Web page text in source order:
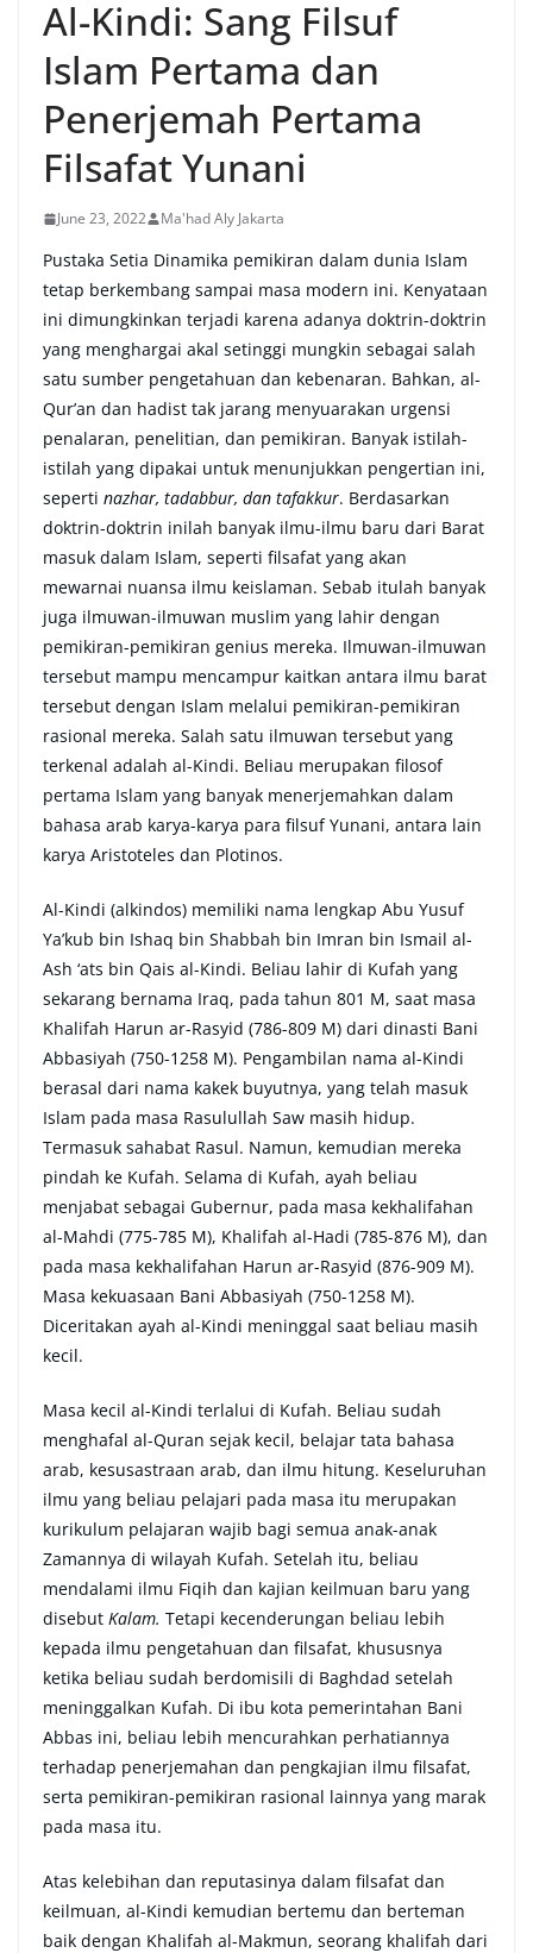
Al-Kindi: Sang Filsuf
Islam Pertama dan
Penerjemah Pertama
Filsafat Yunani
June 23, 2022 Ma'had Aly Jakarta
Pustaka Setia Dinamika pemikiran dalam dunia Islam
tetap berkembang sampai masa modern ini. Kenyataan
ini dimungkinkan terjadi karena adanya doktrin-doktrin
yang menghargai akal setinggi mungkin sebagai salah
satu sumber pengetahuan dan kebenaran. Bahkan, al-
Qur’an dan hadist tak jarang menyuarakan urgensi
penalaran, penelitian, dan pemikiran. Banyak istilah-
istilah yang dipakai untuk menunjukkan pengertian ini,
seperti nazhar, tadabbur, dan tafakkur. Berdasarkan
doktrin-doktrin inilah banyak ilmu-ilmu baru dari Barat
masuk dalam Islam, seperti filsafat yang akan
mewarnai nuansa ilmu keislaman. Sebab itulah banyak
juga ilmuwan-ilmuwan muslim yang lahir dengan
pemikiran-pemikiran genius mereka. Ilmuwan-ilmuwan
tersebut mampu mencampur kaitkan antara ilmu barat
tersebut dengan Islam melalui pemikiran-pemikiran
rasional mereka. Salah satu ilmuwan tersebut yang
terkenal adalah al-Kindi. Beliau merupakan filosof
pertama Islam yang banyak menerjemahkan dalam
bahasa arab karya-karya para filsuf Yunani, antara lain
karya Aristoteles dan Plotinos.
Al-Kindi (alkindos) memiliki nama lengkap Abu Yusuf
Ya’kub bin Ishaq bin Shabbah bin Imran bin Ismail al-
Ash ‘ats bin Qais al-Kindi. Beliau lahir di Kufah yang
sekarang bernama Iraq, pada tahun 801 M, saat masa
Khalifah Harun ar-Rasyid (786-809 M) dari dinasti Bani
Abbasiyah (750-1258 M). Pengambilan nama al-Kindi
berasal dari nama kakek buyutnya, yang telah masuk
Islam pada masa Rasulullah Saw masih hidup.
Termasuk sahabat Rasul. Namun, kemudian mereka
pindah ke Kufah. Selama di Kufah, ayah beliau
menjabat sebagai Gubernur, pada masa kekhalifahan
al-Mahdi (775-785 M), Khalifah al-Hadi (785-876 M), dan
pada masa kekhalifahan Harun ar-Rasyid (876-909 M).
Masa kekuasaan Bani Abbasiyah (750-1258 M).
Diceritakan ayah al-Kindi meninggal saat beliau masih
kecil.
Masa kecil al-Kindi terlalui di Kufah. Beliau sudah
menghafal al-Quran sejak kecil, belajar tata bahasa
arab, kesusastraan arab, dan ilmu hitung. Keseluruhan
ilmu yang beliau pelajari pada masa itu merupakan
kurikulum pelajaran wajib bagi semua anak-anak
Zamannya di wilayah Kufah. Setelah itu, beliau
mendalami ilmu Fiqih dan kajian keilmuan baru yang
disebut Kalam. Tetapi kecenderungan beliau lebih
kepada ilmu pengetahuan dan filsafat, khususnya
ketika beliau sudah berdomisili di Baghdad setelah
meninggalkan Kufah. Di ibu kota pemerintahan Bani
Abbas ini, beliau lebih mencurahkan perhatiannya
terhadap penerjemahan dan pengkajian ilmu filsafat,
serta pemikiran-pemikiran rasional lainnya yang marak
pada masa itu.
Atas kelebihan dan reputasinya dalam filsafat dan
keilmuan, al-Kindi kemudian bertemu dan berteman
baik dengan Khalifah al-Makmun, seorang khalifah dari